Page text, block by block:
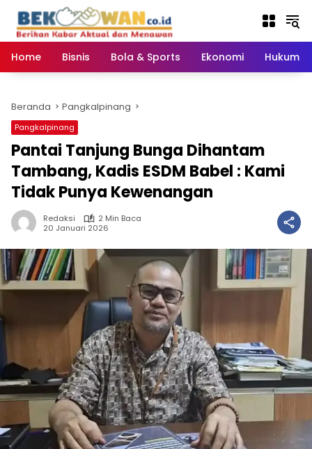
konten
Home
Bisnis Bola & Sports Ekonomi Hukum
Beranda Pangkalpinang
Pangkalpinang
Pantai Tanjung Bunga Dihantam
Tambang, Kadis ESDM Babel : Kami
Tidak Punya Kewenangan
Redaksi
2 Min Baca
20 Januari 2026